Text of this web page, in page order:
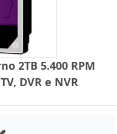
2TB 5.400 RPM
DVR e NVR